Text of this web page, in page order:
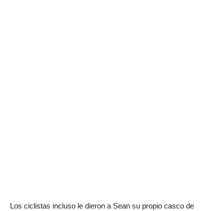
Los ciclistas incluso le dieron a Sean su propio casco de